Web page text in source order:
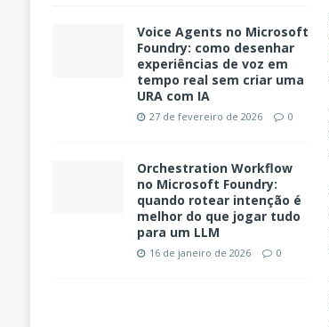
Voice Agents no Microsoft
Foundry: como desenhar
experiências de voz em
tempo real sem criar uma
URA com IA
27 de fevereiro de 2026 0
Orchestration Workflow
no Microsoft Foundry:
quando rotear intenção é
melhor do que jogar tudo
para um LLM
16 de janeiro de 2026 0